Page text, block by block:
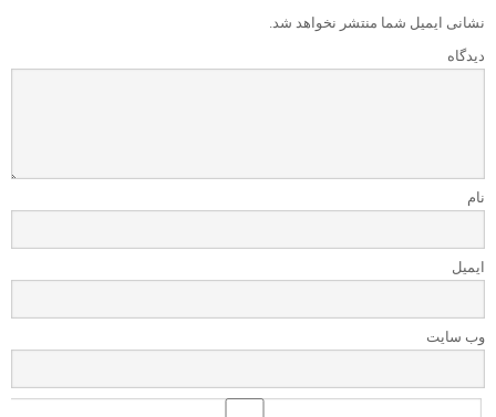
نشانی ایمیل شما منتشر نخواهد شد.
دیدگاه
نام
ایمیل
وب‌ سایت